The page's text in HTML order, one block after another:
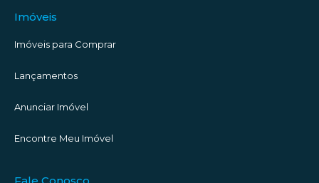
Imóveis
Imóveis para Comprar
Lançamentos
Anunciar Imóvel
Encontre Meu Imóvel